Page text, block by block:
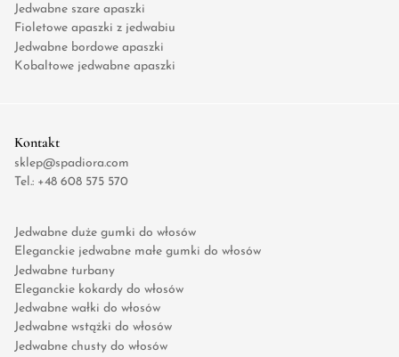
Jedwabne szare apaszki
Fioletowe apaszki z jedwabiu
Jedwabne bordowe apaszki
Kobaltowe jedwabne apaszki
Kontakt
sklep@spadiora.com
Tel.: +48 608 575 570
Jedwabne duże gumki do włosów
Eleganckie jedwabne małe gumki do włosów
Jedwabne turbany
Eleganckie kokardy do włosów
Jedwabne wałki do włosów
Jedwabne wstążki do włosów
Jedwabne chusty do włosów